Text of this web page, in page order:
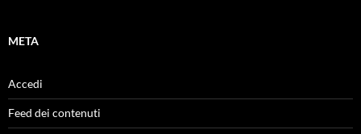
META
Accedi
Feed dei contenuti